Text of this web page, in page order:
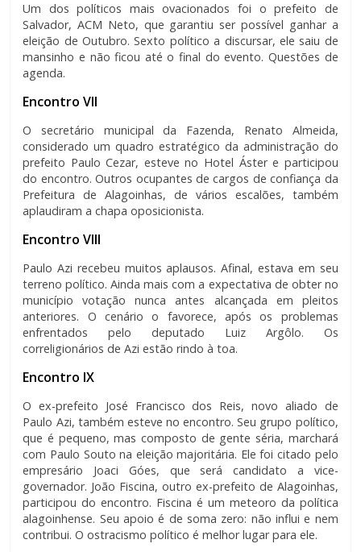
Um dos políticos mais ovacionados foi o prefeito de
Salvador, ACM Neto, que garantiu ser possível ganhar a
eleição de Outubro. Sexto político a discursar, ele saiu de
mansinho e não ficou até o final do evento. Questões de
agenda.
Encontro VII
O secretário municipal da Fazenda, Renato Almeida,
considerado um quadro estratégico da administração do
prefeito Paulo Cezar, esteve no Hotel Áster e participou
do encontro. Outros ocupantes de cargos de confiança da
Prefeitura de Alagoinhas, de vários escalões, também
aplaudiram a chapa oposicionista.
Encontro VIII
Paulo Azi recebeu muitos aplausos. Afinal, estava em seu
terreno político. Ainda mais com a expectativa de obter no
município votação nunca antes alcançada em pleitos
anteriores. O cenário o favorece, após os problemas
enfrentados pelo deputado Luiz Argôlo. Os
correligionários de Azi estão rindo à toa.
Encontro IX
O ex-prefeito José Francisco dos Reis, novo aliado de
Paulo Azi, também esteve no encontro. Seu grupo político,
que é pequeno, mas composto de gente séria, marchará
com Paulo Souto na eleição majoritária. Ele foi citado pelo
empresário Joaci Góes, que será candidato a vice-
governador. João Fiscina, outro ex-prefeito de Alagoinhas,
participou do encontro. Fiscina é um meteoro da política
alagoinhense. Seu apoio é de soma zero: não influi e nem
contribui. O ostracismo político é melhor lugar para ele.